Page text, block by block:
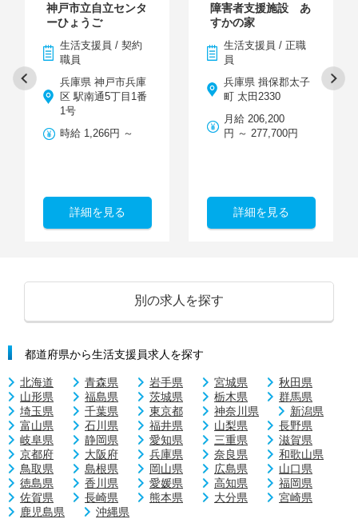
神戸市立自立センタ
ーひょうご
生活支援員 / 契約
職員
兵庫県 神戸市兵庫
区 駅南通5丁目1番
1号
時給 1,266円 ～
詳細を見る
障害者支援施設 あ
すかの家
生活支援員 / 正職
員
兵庫県 揖保郡太子
町 太田2330
月給 206,200
円 ～ 277,700円
詳細を見る
別の求人を探す
都道府県から生活支援員求人を探す
北海道 青森県 岩手県 宮城県
秋田県
山形県
福島県 茨城県 栃木県
群馬県
埼玉県
千葉県 東京都 神奈川県
新潟県
富山県
石川県 福井県 山梨県
長野県
岐阜県
静岡県 愛知県 三重県
滋賀県
京都府
大阪府 兵庫県 奈良県
和歌山県
鳥取県
島根県 岡山県 広島県
山口県
徳島県
香川県 愛媛県 高知県
福岡県
佐賀県
長崎県 熊本県 大分県
宮崎県
鹿児島県
沖縄県